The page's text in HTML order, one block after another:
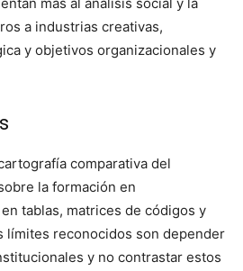
a industrias creativas,
y objetivos organizacionales y
comparativa del
la formación en
tablas, matrices de códigos y
límites reconocidos son depender
y no contrastar estos